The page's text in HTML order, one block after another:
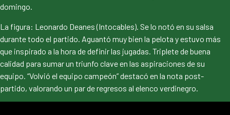
domingo.
La figura: Leonardo Deanes (Intocables). Se lo notó en su salsa
durante todo el partido. Aguantó muy bien la pelota y estuvo más
que inspirado a la hora de definir las jugadas. Triplete de buena
calidad para sumar un triunfo clave en las aspiraciones de su
equipo. “Volvió el equipo campeón” destacó en la nota post-
partido, valorando un par de regresos al elenco verdinegro.